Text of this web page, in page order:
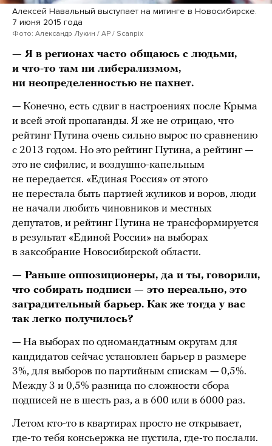
Алексей Навальный выступает на митинге в Новосибирске.
7 июня 2015 года
Фото: Александр Лукин / AP / Scanpix
— Я в регионах часто общаюсь с людьми,
и что-то там ни либерализмом,
ни неопределенностью не пахнет.
— Конечно, есть сдвиг в настроениях после Крыма
и всей этой пропаганды. Я же не отрицаю, что
рейтинг Путина очень сильно вырос по сравнению
с 2013 годом. Но это рейтинг Путина, а рейтинг —
это не сифилис, и воздушно-капельным
не передается. «Единая Россия» от этого
не перестала быть партией жуликов и воров, люди
не начали любить чиновников и местных
депутатов, и рейтинг Путина не трансформируется
в результат «Единой России» на выборах
в заксобрание Новосибирской области.
— Раньше оппозиционеры, да и ты, говорили,
что собирать подписи — это нереально, это
заградительный барьер. Как же тогда у вас
так легко получилось?
— На выборах по одномандатным округам для
кандидатов сейчас установлен барьер в размере
3%, для выборов по партийным спискам — 0,5%.
Между 3 и 0,5% разница по сложности сбора
подписей не в шесть раз, а в 600 или в 6000 раз.
Летом кто-то в квартирах просто не открывает,
где-то тебя консьержка не пустила, где-то послали.